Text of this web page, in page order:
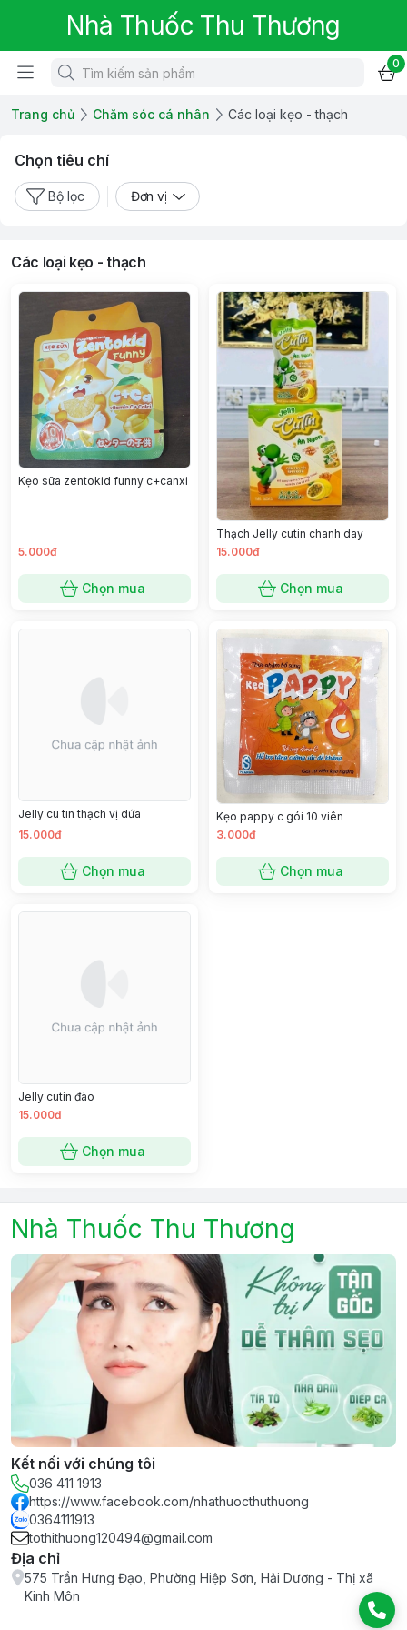
Nhà Thuốc Thu Thương
0
Trang chủ Chăm sóc cá nhân Các loại kẹo - thạch
Chọn tiêu chí
Bộ lọc Đơn vị
Các loại kẹo - thạch
Kẹo sữa zentokid funny c+canxi
5.000đ
Chọn mua
Thạch Jelly cutin chanh day
15.000đ
Chọn mua
Jelly cu tin thạch vị dứa
15.000đ
Chọn mua
Kẹo pappy c gói 10 viên
3.000đ
Chọn mua
Jelly cutin đào
15.000đ
Chọn mua
Nhà Thuốc Thu Thương
Kết nối với chúng tôi
036 411 1913
https://www.facebook.com/nhathuocthuthuong
0364111913
tothithuong120494@gmail.com
Địa chỉ
575 Trần Hưng Đạo, Phường Hiệp Sơn, Hải Dương - Thị xã
Kinh Môn